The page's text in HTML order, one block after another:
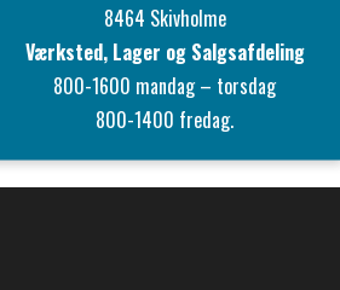
8464 Skivholme
Værksted, Lager og Salgsafdeling
800-1600 mandag – torsdag
800-1400 fredag.